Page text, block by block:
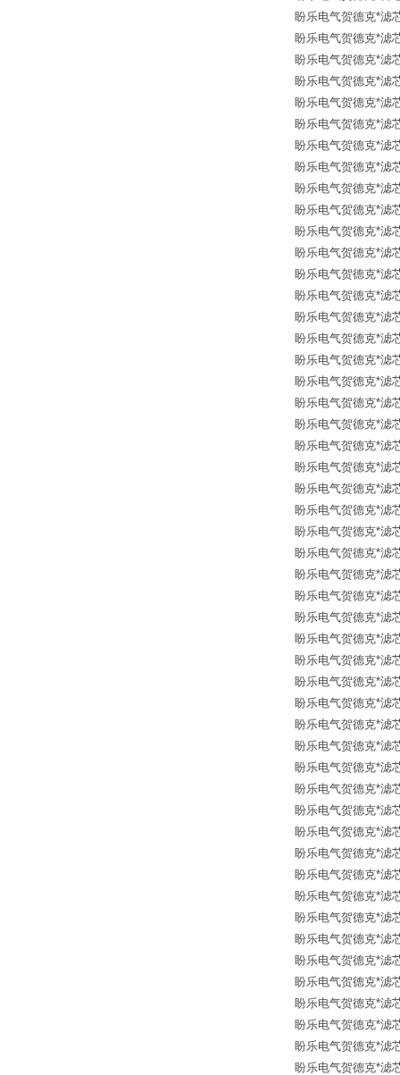
盼乐电气贺德克*滤
盼乐电气贺德克*滤
盼乐电气贺德克*滤
盼乐电气贺德克*滤
盼乐电气贺德克*滤
盼乐电气贺德克*滤
盼乐电气贺德克*滤
盼乐电气贺德克*滤
盼乐电气贺德克*滤
盼乐电气贺德克*滤
盼乐电气贺德克*滤
盼乐电气贺德克*滤
盼乐电气贺德克*滤
盼乐电气贺德克*滤
盼乐电气贺德克*滤
盼乐电气贺德克*滤
盼乐电气贺德克*滤
盼乐电气贺德克*滤
盼乐电气贺德克*滤
盼乐电气贺德克*滤
盼乐电气贺德克*滤
盼乐电气贺德克*滤
盼乐电气贺德克*滤
盼乐电气贺德克*滤
盼乐电气贺德克*滤
盼乐电气贺德克*滤
盼乐电气贺德克*滤
盼乐电气贺德克*滤
盼乐电气贺德克*滤
盼乐电气贺德克*滤
盼乐电气贺德克*滤
盼乐电气贺德克*滤
盼乐电气贺德克*滤
盼乐电气贺德克*滤
盼乐电气贺德克*滤
盼乐电气贺德克*滤
盼乐电气贺德克*滤
盼乐电气贺德克*滤
盼乐电气贺德克*滤
盼乐电气贺德克*滤
盼乐电气贺德克*滤
盼乐电气贺德克*滤
盼乐电气贺德克*滤
盼乐电气贺德克*滤
盼乐电气贺德克*滤
盼乐电气贺德克*滤
盼乐电气贺德克*滤
盼乐电气贺德克*滤
盼乐电气贺德克*滤
盼乐电气贺德克*滤